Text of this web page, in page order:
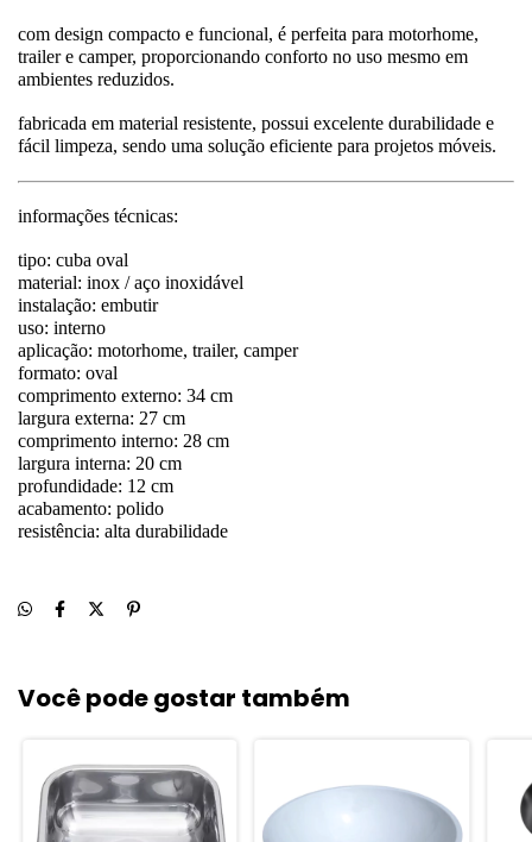
com design compacto e funcional, é perfeita para motorhome,
trailer e camper, proporcionando conforto no uso mesmo em
ambientes reduzidos.
fabricada em material resistente, possui excelente durabilidade e
fácil limpeza, sendo uma solução eficiente para projetos móveis.
informações técnicas:
tipo: cuba oval
material: inox / aço inoxidável
instalação: embutir
uso: interno
aplicação: motorhome, trailer, camper
formato: oval
comprimento externo: 34 cm
largura externa: 27 cm
comprimento interno: 28 cm
largura interna: 20 cm
profundidade: 12 cm
acabamento: polido
resistência: alta durabilidade
Você pode gostar também